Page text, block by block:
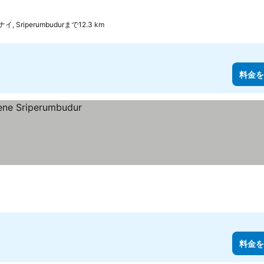
イ, Sriperumbudurまで12.3 km
料金
料金